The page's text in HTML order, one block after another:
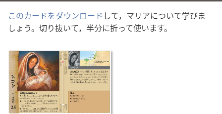
このカードをダウンロード して，マリアについて学びま
しょう。切り抜いて，半分に折って使います。